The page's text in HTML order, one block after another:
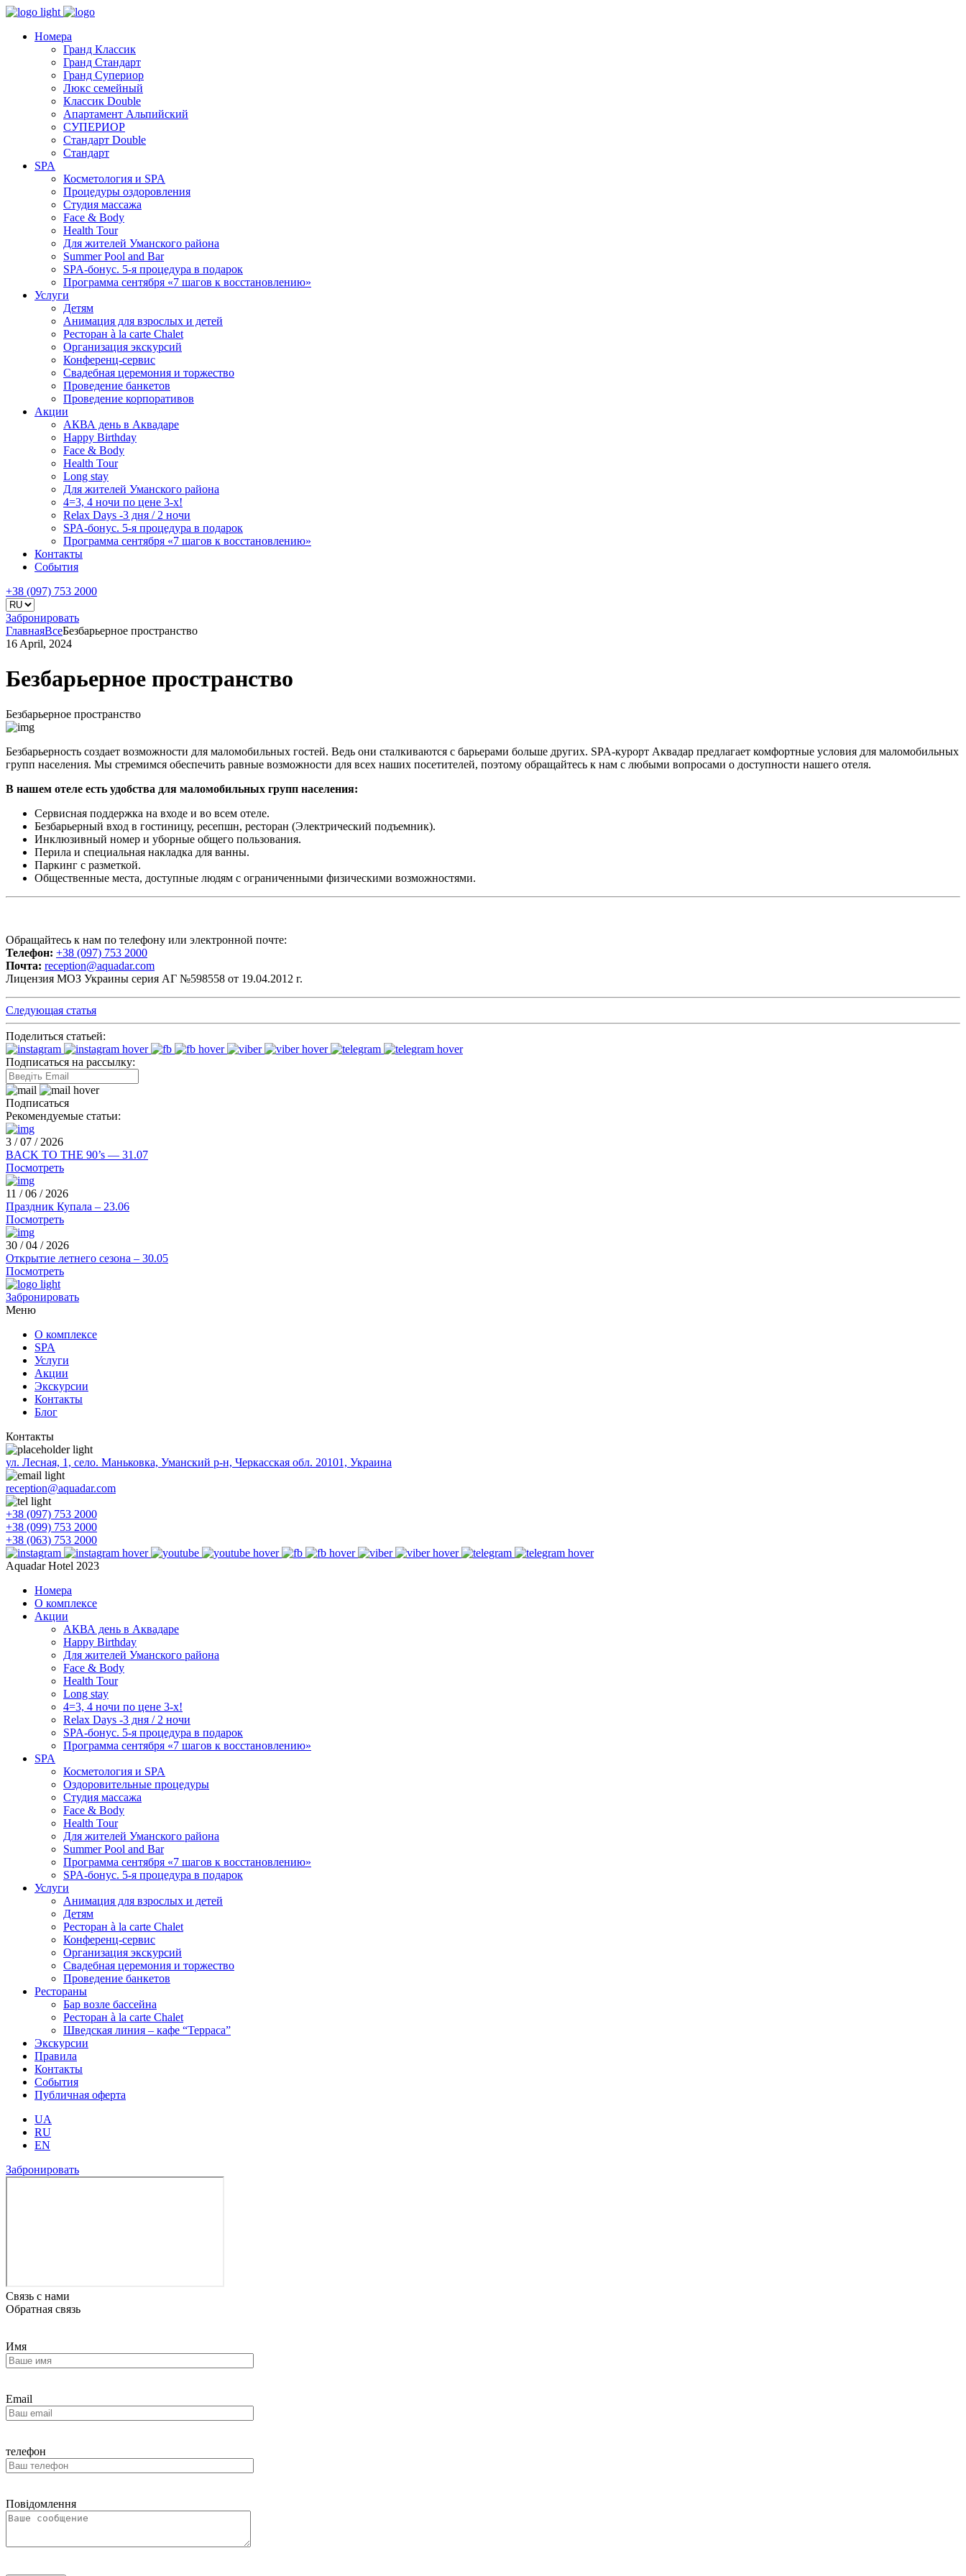
Номера
Гранд Классик
Гранд Стандарт
Гранд Супериор
Люкс семейный
Классик Double
Апартамент Альпийский
СУПЕРИОР
Стандарт Double
Стандарт
SPA
Косметология и SPA
Процедуры оздоровления
Студия массажа
Face & Body
Health Tour
Для жителей Уманского района
Summer Pool and Bar
SPA-бонус. 5-я процедура в подарок
Программа сентября «7 шагов к восстановлению»
Услуги
Детям
Анимация для взрослых и детей
Ресторан à la carte Chalet
Организация экскурсий
Конференц-сервис
Свадебная церемония и торжество
Проведение банкетов
Проведение корпоративов
Акции
АКВА день в Аквадаре
Happy Birthday
Face & Body
Health Tour
Long stay
Для жителей Уманского района
4=3, 4 ночи по цене 3-х!
Relax Days -3 дня / 2 ночи
SPA-бонус. 5-я процедура в подарок
Программа сентября «7 шагов к восстановлению»
Контакты
События
+38 (097) 753 2000
Забронировать
ГлавнаяВсеБезбарьерное пространство
16 April, 2024
Безбарьерное пространство
Безбарьерное пространство
Безбарьерность создает возможности для маломобильных гостей. Ведь они сталкиваются с барьерами больше других. SPA-курорт Аквадар предлагает комфортные условия для маломобильных
групп населения. Мы стремимся обеспечить равные возможности для всех наших посетителей, поэтому обращайтесь к нам с любыми вопросами о доступности нашего отеля.
В нашем отеле есть удобства для маломобильных групп населения:
Сервисная поддержка на входе и во всем отеле.
Безбарьерный вход в гостиницу, ресепшн, ресторан (Электрический подъемник).
Инклюзивный номер и уборные общего пользования.
Перила и специальная накладка для ванны.
Паркинг с разметкой.
Общественные места, доступные людям с ограниченными физическими возможностями.
Обращайтесь к нам по телефону или электронной почте:
Телефон: +38 (097) 753 2000
Почта: reception@aquadar.com
Лицензия МОЗ Украины серия АГ №598558 от 19.04.2012 г.
Следующая статья
Поделиться статьей:
Подписаться на рассылку:
Подписаться
Рекомендуемые статьи:
3 / 07 / 2026
BACK TO THE 90’s — 31.07
Посмотреть
11 / 06 / 2026
Праздник Купала – 23.06
Посмотреть
30 / 04 / 2026
Открытие летнего сезона – 30.05
Посмотреть
Забронировать
Меню
О комплексе
SPA
Услуги
Акции
Экскурсии
Контакты
Блог
Контакты
ул. Лесная, 1, село. Маньковка, Уманский р-н, Черкасская обл. 20101, Украина
reception@aquadar.com
+38 (097) 753 2000
+38 (099) 753 2000
+38 (063) 753 2000
Aquadar Hotel 2023
Номера
О комплексе
Акции
АКВА день в Аквадаре
Happy Birthday
Для жителей Уманского района
Face & Body
Health Tour
Long stay
4=3, 4 ночи по цене 3-х!
Relax Days -3 дня / 2 ночи
SPA-бонус. 5-я процедура в подарок
Программа сентября «7 шагов к восстановлению»
SPA
Косметология и SPA
Оздоровительные процедуры
Студия массажа
Face & Body
Health Tour
Для жителей Уманского района
Summer Pool and Bar
Программа сентября «7 шагов к восстановлению»
SPA-бонус. 5-я процедура в подарок
Услуги
Анимация для взрослых и детей
Детям
Ресторан à la carte Chalet
Конференц-сервис
Организация экскурсий
Свадебная церемония и торжество
Проведение банкетов
Рестораны
Бар возле бассейна
Ресторан à la carte Chalet
Шведская линия – кафе “Терраса”
Экскурсии
Правила
Контакты
События
Публичная оферта
UA
RU
EN
Забронировать
Связь с нами
Обратная связь
Имя
Email
телефон
Повідомлення